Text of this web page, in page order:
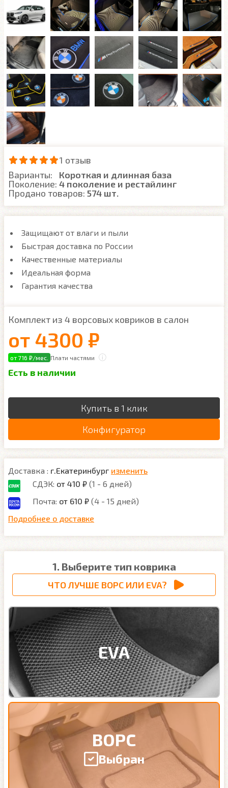
1 отзыв
Варианты:
Короткая и длинная база
Поколение: 4 поколение и рестайлинг
Продано товаров: 574 шт.
Защищают от влаги и пыли
Быстрая доставка по России
Качественные материалы
Идеальная форма
Гарантия качества
Комплект из 4 ворсовых ковриков в салон
от 4300 ₽
от 716 ₽/мес. Плати частями
Есть в наличии
Купить в 1 клик
Конфигуратор
Доставка : г.Екатеринбург изменить
СДЭК: от 410 ₽ (1 - 6 дней)
Почта: от 610 ₽ (4 - 15 дней)
Подробнее о доставке
1. Выберите тип коврика
ЧТО ЛУЧШЕ ВОРС ИЛИ EVA?
EVA
ВОРС
Выбран